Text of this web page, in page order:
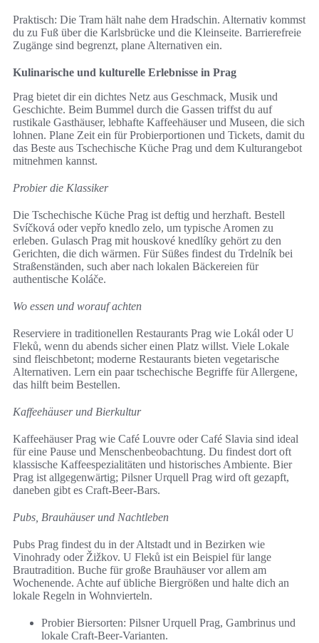
Praktisch: Die Tram hält nahe dem Hradschin. Alternativ kommst
du zu Fuß über die Karlsbrücke und die Kleinseite. Barrierefreie
Zugänge sind begrenzt, plane Alternativen ein.
Kulinarische und kulturelle Erlebnisse in Prag
Prag bietet dir ein dichtes Netz aus Geschmack, Musik und
Geschichte. Beim Bummel durch die Gassen triffst du auf
rustikale Gasthäuser, lebhafte Kaffeehäuser und Museen, die sich
lohnen. Plane Zeit ein für Probierportionen und Tickets, damit du
das Beste aus Tschechische Küche Prag und dem Kulturangebot
mitnehmen kannst.
Probier die Klassiker
Die Tschechische Küche Prag ist deftig und herzhaft. Bestell
Svíčková oder vepřo knedlo zelo, um typische Aromen zu
erleben. Gulasch Prag mit houskové knedlíky gehört zu den
Gerichten, die dich wärmen. Für Süßes findest du Trdelník bei
Straßenständen, such aber nach lokalen Bäckereien für
authentische Koláče.
Wo essen und worauf achten
Reserviere in traditionellen Restaurants Prag wie Lokál oder U
Fleků, wenn du abends sicher einen Platz willst. Viele Lokale
sind fleischbetont; moderne Restaurants bieten vegetarische
Alternativen. Lern ein paar tschechische Begriffe für Allergene,
das hilft beim Bestellen.
Kaffeehäuser und Bierkultur
Kaffeehäuser Prag wie Café Louvre oder Café Slavia sind ideal
für eine Pause und Menschenbeobachtung. Du findest dort oft
klassische Kaffeespezialitäten und historisches Ambiente. Bier
Prag ist allgegenwärtig; Pilsner Urquell Prag wird oft gezapft,
daneben gibt es Craft-Beer-Bars.
Pubs, Brauhäuser und Nachtleben
Pubs Prag findest du in der Altstadt und in Bezirken wie
Vinohrady oder Žižkov. U Fleků ist ein Beispiel für lange
Brautradition. Buche für große Brauhäuser vor allem am
Wochenende. Achte auf übliche Biergrößen und halte dich an
lokale Regeln in Wohnvierteln.
Probier Biersorten: Pilsner Urquell Prag, Gambrinus und
lokale Craft-Beer-Varianten.